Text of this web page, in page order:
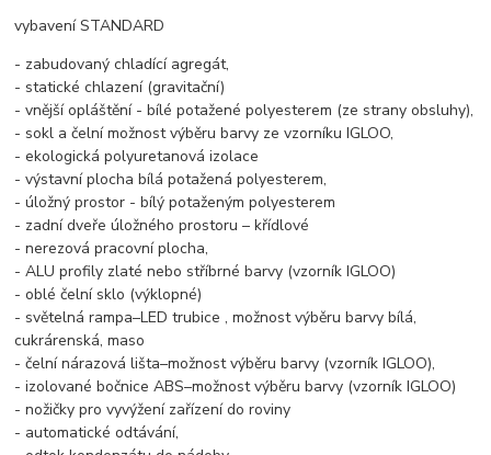
vybavení STANDARD
- zabudovaný chladící agregát,
- statické chlazení (gravitační)
- vnější opláštění - bílé potažené polyesterem (ze strany obsluhy),
- sokl a čelní možnost výběru barvy ze vzorníku IGLOO,
- ekologická polyuretanová izolace
- výstavní plocha bílá potažená polyesterem,
- úložný prostor - bílý potaženým polyesterem
- zadní dveře úložného prostoru – křídlové
- nerezová pracovní plocha,
- ALU profily zlaté nebo stříbrné barvy (vzorník IGLOO)
- oblé čelní sklo (výklopné)
- světelná rampa–LED trubice , možnost výběru barvy bílá,
cukrárenská, maso
- čelní nárazová lišta–možnost výběru barvy (vzorník IGLOO),
- izolované bočnice ABS–možnost výběru barvy (vzorník IGLOO)
- nožičky pro vyvýžení zařízení do roviny
- automatické odtávání,